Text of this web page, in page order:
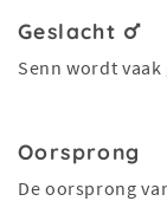
Geslacht
Senn wordt vaak
Oorsprong
De oorsprong